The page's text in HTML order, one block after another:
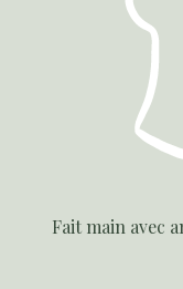
Fait main avec